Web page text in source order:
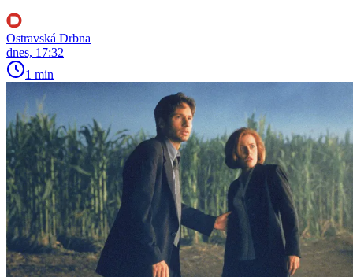
Ostravská Drbna
dnes, 17:32
1 min